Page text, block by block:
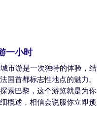
一小时
市游是一次独特的体验，结
国首都标志性地点的魅力。
索巴黎，这个游览就是为你
概述，相信会说服你立即预